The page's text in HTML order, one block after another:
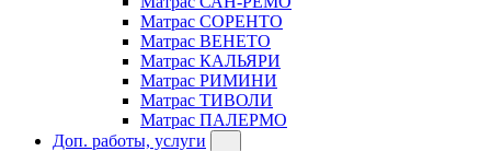
Матрас СОРЕНТО
Матрас ВЕНЕТО
Матрас КАЛЬЯРИ
Матрас РИМИНИ
Матрас ТИВОЛИ
Матрас ПАЛЕРМО
Доп. работы, услуги